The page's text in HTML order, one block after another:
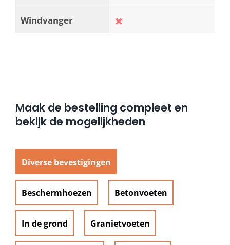
Windvanger
Maak de bestelling compleet en
bekijk de mogelijkheden
Diverse bevestigingen
Beschermhoezen Betonvoeten
In de grond Granietvoeten